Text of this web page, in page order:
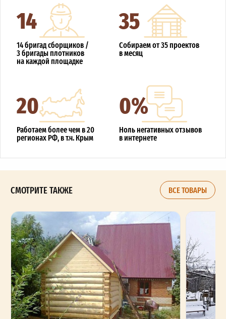
14
14 бригад сборщиков /
3 бригады плотников
на каждой площадке
35
Собираем от 35 проектов
в месяц
20
Работаем более чем в 20
регионах РФ, в т.ч. Крым
0%
Ноль негативных отзывов
в интернете
СМОТРИТЕ ТАКЖЕ ВСЕ ТОВАРЫ